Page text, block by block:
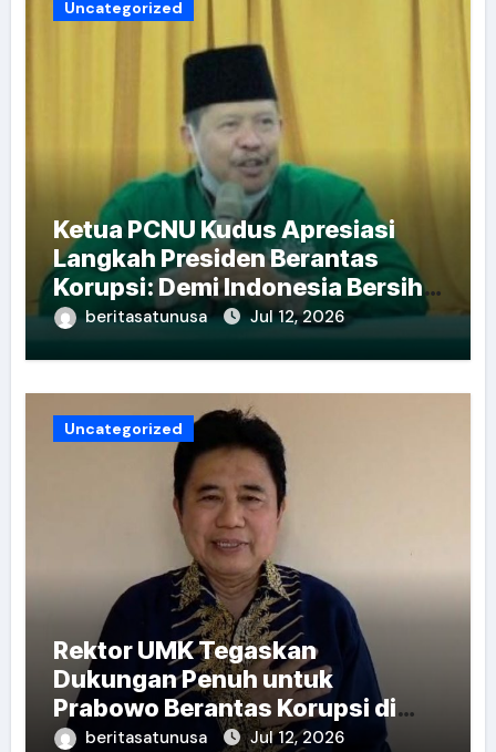
Uncategorized
Ketua PCNU Kudus Apresiasi
Langkah Presiden Berantas
Korupsi: Demi Indonesia Bersih
dan Sejahtera
beritasatunusa Jul 12, 2026
Uncategorized
Rektor UMK Tegaskan
Dukungan Penuh untuk
Prabowo Berantas Korupsi di
Seluruh Lini Pemerintahan
beritasatunusa Jul 12, 2026